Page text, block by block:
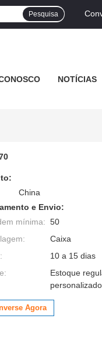
Pesquisa
NOTÍCIAS
China
e Envio:
mínima: 50
Caixa
10 a 15 dias
Estoque
Agora